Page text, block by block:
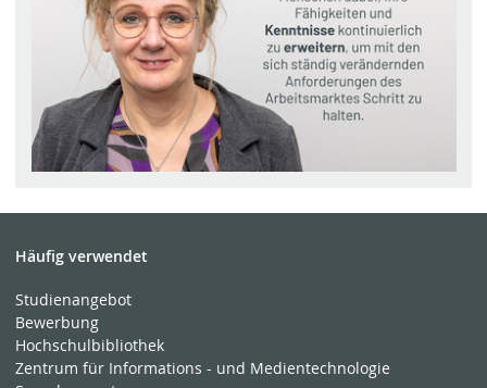
Häufig verwendet
Studienangebot
Bewerbung
Hochschulbibliothek
Zentrum für Informations - und Medientechnologie